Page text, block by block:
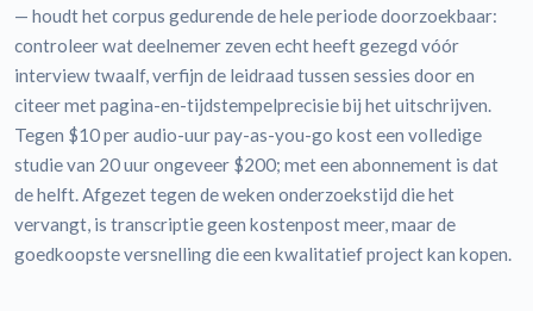
— houdt het corpus gedurende de hele periode doorzoekbaar:
controleer wat deelnemer zeven echt heeft gezegd vóór
interview twaalf, verfijn de leidraad tussen sessies door en
citeer met pagina-en-tijdstempelprecisie bij het uitschrijven.
Tegen $10 per audio-uur pay-as-you-go kost een volledige
studie van 20 uur ongeveer $200; met een abonnement is dat
de helft. Afgezet tegen de weken onderzoekstijd die het
vervangt, is transcriptie geen kostenpost meer, maar de
goedkoopste versnelling die een kwalitatief project kan kopen.